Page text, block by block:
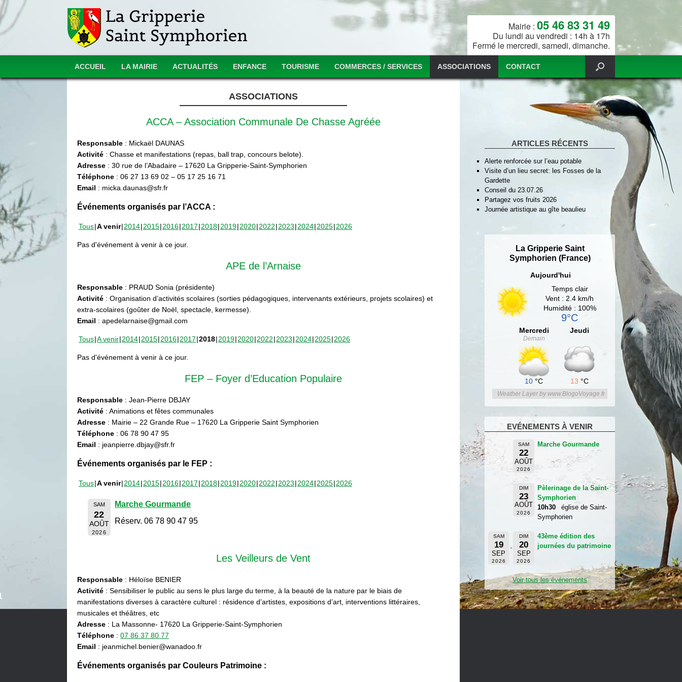
Mairie : 05 46 83 31 49
Du lundi au vendredi : 14h à 17h
Fermé le mercredi, samedi, dimanche.
ACCUEIL LA MAIRIE ACTUALITÉS ENFANCE TOURISME COMMERCES / SERVICES ASSOCIATIONS CONTACT
ASSOCIATIONS
ACCA – Association Communale De Chasse Agréée
Responsable : Mickaël DAUNAS
Activité : Chasse et manifestations (repas, ball trap, concours belote).
Adresse : 30 rue de l’Abadaire – 17620 La Gripperie-Saint-Symphorien
Téléphone : 06 27 13 69 02 – 05 17 25 16 71
Email : micka.daunas@sfr.fr
Événements organisés par l’ACCA :
Tous A venir 2014 2015 2016 2017 2018 2019 2020 2022 2023 2024 2025 2026
Pas d'événement à venir à ce jour.
APE de l’Arnaise
Responsable : PRAUD Sonia (présidente)
Activité : Organisation d’activités scolaires (sorties pédagogiques, intervenants extérieurs, projets scolaires) et
extra-scolaires (goûter de Noël, spectacle, kermesse).
Email : apedelarnaise@gmail.com
Tous A venir 2014 2015 2016 2017 2018 2019 2020 2022 2023 2024 2025 2026
Pas d'événement à venir à ce jour.
FEP – Foyer d’Education Populaire
Responsable : Jean-Pierre DBJAY
Activité : Animations et fêtes communales
Adresse : Mairie – 22 Grande Rue – 17620 La Gripperie Saint Symphorien
Téléphone : 06 78 90 47 95
Email : jeanpierre.dbjay@sfr.fr
Événements organisés par le FEP :
Tous A venir 2014 2015 2016 2017 2018 2019 2020 2022 2023 2024 2025 2026
SAM
22
AOÛT
2026
Marche Gourmande
Réserv. 06 78 90 47 95
Les Veilleurs de Vent
Responsable : Héloïse BENIER
Activité : Sensibiliser le public au sens le plus large du terme, à la beauté de la nature par le biais de
manifestations diverses à caractère culturel : résidence d’artistes, expositions d’art, interventions littéraires,
musicales et théâtres, etc
Adresse : La Massonne- 17620 La Gripperie-Saint-Symphorien
Téléphone : 07 86 37 80 77
Email : jeanmichel.benier@wanadoo.fr
Événements organisés par Couleurs Patrimoine :
ARTICLES RÉCENTS
Alerte renforcée sur l’eau potable
Visite d’un lieu secret: les Fosses de la
Gardette
Conseil du 23.07.26
Partagez vos fruits 2026
Journée artistique au gîte beaulieu
La Gripperie Saint
Symphorien (France)
Aujourd'hui
Temps clair
Vent : 2.4 km/h
Humidité : 100%
9°C
Mercredi
Demain
10 °C
Jeudi
13 °C
Weather Layer by www.BlogoVoyage.fr
EVÉNEMENTS À VENIR
SAM
22
AOÛT
2026
Marche Gourmande
DIM
23
AOÛT
2026
Pèlerinage de la Saint-
Symphorien
10h30
église de Saint-
Symphorien
SAM
19
SEP
2026
DIM
20
SEP
2026
43ème édition des
journées du patrimoine
Voir tous les événements